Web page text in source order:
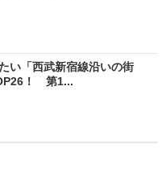
い「西武新宿線沿いの街
！ 第1...